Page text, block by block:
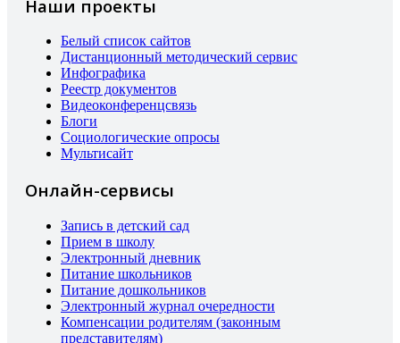
Наши проекты
Белый список сайтов
Дистанционный методический сервис
Инфографика
Реестр документов
Видеоконференцсвязь
Блоги
Социологические опросы
Мультисайт
Онлайн-сервисы
Запись в детский сад
Прием в школу
Электронный дневник
Питание школьников
Питание дошкольников
Электронный журнал очередности
Компенсации родителям (законным
представителям)